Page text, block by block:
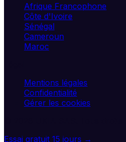
Afrique Francophone
Côte d'Ivoire
Sénégal
Cameroun
Maroc
Mentions légales
Confidentialité
Gérer les cookies
Essai gratuit 15 jours →